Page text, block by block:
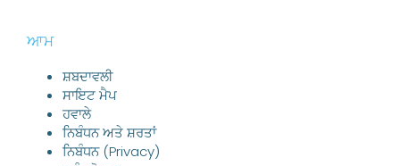
ਆਮ
ਸ਼ਬਦਾਵਲੀ
ਸਾਇਟ ਮੈਪ
ਹਵਾਲੇ
ਨਿਬੰਧਨ ਅਤੇ ਸ਼ਰਤਾਂ
ਨਿਬੰਧਨ (Privacy)